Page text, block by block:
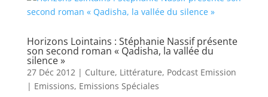
Horizons Lointains : Stéphanie Nassif présente
son second roman « Qadisha, la vallée du
silence »
27 Déc 2012| Culture, Littérature, Podcast Emission
| Emissions, Emissions Spéciales